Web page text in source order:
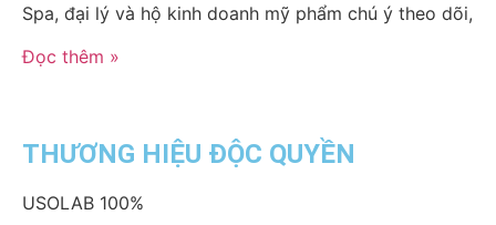
Spa, đại lý và hộ kinh doanh mỹ phẩm chú ý theo dõi,
Đọc thêm »
THƯƠNG HIỆU ĐỘC QUYỀN
USOLAB 100%